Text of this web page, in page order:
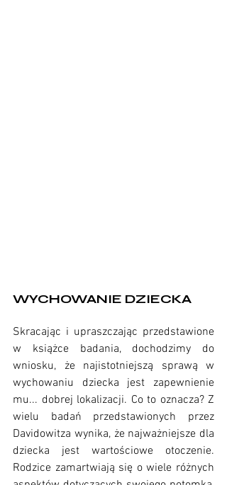
WYCHOWANIE DZIECKA
Skracając i upraszczając przedstawione
w książce badania, dochodzimy do
wniosku, że najistotniejszą sprawą w
wychowaniu dziecka jest zapewnienie
mu... dobrej lokalizacji. Co to oznacza? Z
wielu badań przedstawionych przez
Davidowitza wynika, że najważniejsze dla
dziecka jest wartościowe otoczenie.
Rodzice zamartwiają się o wiele różnych